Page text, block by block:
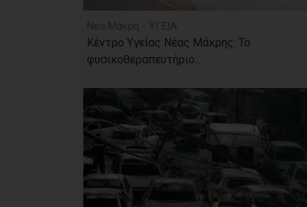
Κέντρο Υγείας Νέας Μάκρης: Το
φυσικοθεραπευτήριο...